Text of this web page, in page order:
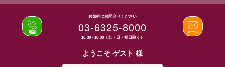
お気軽にお問合せください
03-6325-8000
10:30 - 18:30（土・日・祝日除く）
電話 メール
ようこそ ゲスト 様